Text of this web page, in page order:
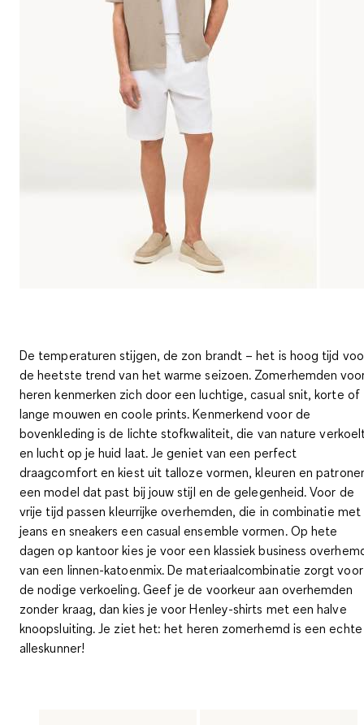
De temperaturen stijgen, de zon brandt – het is hoog tijd
de heetste trend van het warme seizoen. Zomerhemden
heren kenmerken zich door een luchtige, casual snit, korte of
lange mouwen en coole prints. Kenmerkend voor de
bovenkleding is de lichte stofkwaliteit, die van nature
en lucht op je huid laat. Je geniet van een perfect
draagcomfort en kiest uit talloze vormen, kleuren en
een model dat past bij jouw stijl en de gelegenheid. Voor de
vrije tijd passen kleurrijke overhemden, die in combinatie met
jeans en sneakers een casual ensemble vormen. Op hete
dagen op kantoor kies je voor een klassiek business
van een linnen-katoenmix. De materiaalcombinatie zorgt voor
de nodige verkoeling. Geef je de voorkeur aan overhemden
zonder kraag, dan kies je voor Henley-shirts met een halve
knoopsluiting. Je ziet het: het heren zomerhemd is een echte
alleskunner!